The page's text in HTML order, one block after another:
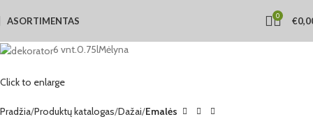
ASORTIMENTAS 0 €
6 vnt.0.75lMėlyna
Click to enlarge
Pradžia Produktų katalogas Dažai Emalės